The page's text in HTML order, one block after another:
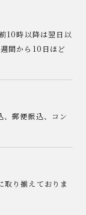
10時以降は翌日以
間から10日ほど
郵便振込、コン
取り揃えておりま